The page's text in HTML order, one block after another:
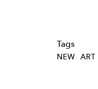
Tags
NEW ART